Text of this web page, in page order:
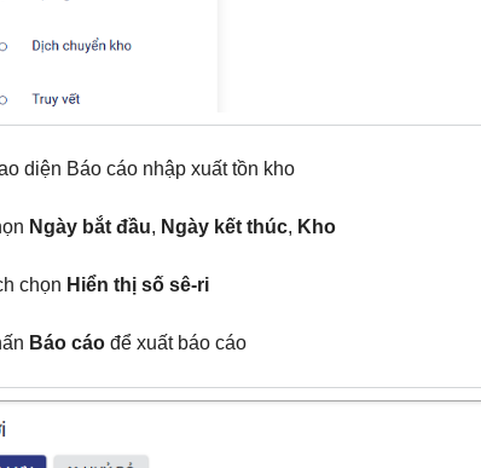
diện Báo cáo nhập xuất tồn kho
Ngày bắt đầu, Ngày kết thúc, Kho
chọn Hiển thị số sê-ri
Báo cáo để xuất báo cáo